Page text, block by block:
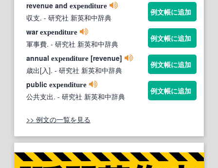
revenue and expenditure
収支. - 研究社 新英和中辞典
例文帳に追加
warexpenditure
軍事費. - 研究社 新英和中辞典
例文帳に追加
annual expenditure [revenue]
歳出[入]. - 研究社 新英和中辞典
例文帳に追加
public expenditure
公共支出. - 研究社 新英和中辞典
例文帳に追加
>> 例文の一覧を見る